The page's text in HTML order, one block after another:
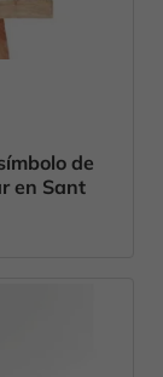
de
en Sant